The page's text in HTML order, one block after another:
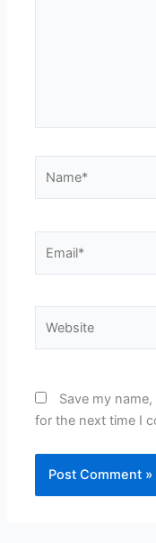
Save my
for the next time I